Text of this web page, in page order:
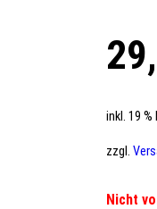
inkl. 19 %
zzgl.
Nicht